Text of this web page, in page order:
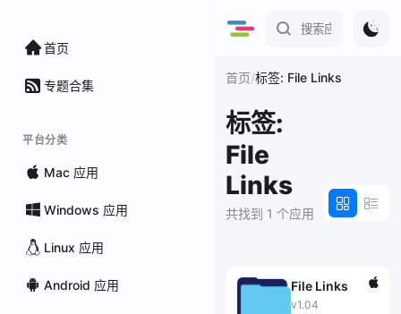
首页
专题合集
平台分类
Mac 应用
Windows 应用
Linux 应用
Android 应用
首页/标签: File Links
标签:
File
Links
共找到 1 个应用
File Links
v1.04